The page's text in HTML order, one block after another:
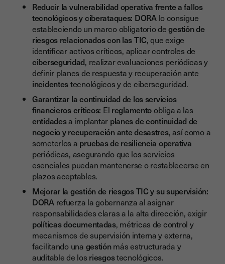
Reducir la vulnerabilidad operativa frente a fallos
tecnológicos y ciberataques: DORAlo consigue
estableciendo un marco obligatorio degestión de
riesgos relacionados con las TIC, que exige
identificar activos críticos, aplicar controles de
ciberseguridad, realizar evaluaciones periódicas y
definir planes de respuesta y recuperación ante
incidentestecnológicos y de ciberseguridad.
Garantizar la continuidad de los servicios
financieros críticos: El reglamentoobliga a las
entidadesa implantar planes de continuidad de
negocio y recuperación ante desastres, así como a
someterlos a pruebas de resiliencia operativa
periódicas, asegurando que los servicios
esenciales puedan mantenerse o restablecerse en
plazos aceptables.
Mejorar la gestión de riesgos TIC y su supervisión:
DORArefuerza la gobernanza al asignar
responsabilidades claras a la alta dirección, exigir
políticas documentadas, métricas de control y
mecanismos de supervisión interna y externa,
facilitando una gestiónmás estructurada y
auditable de los riesgostecnológicos.